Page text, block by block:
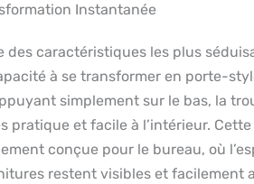
Instantanée
des caractéristiques les plus
à se transformer en porte-
simplement sur le bas, la
pratique et facile à l’intérieur.
conçue pour le bureau, où
restent visibles et facilement